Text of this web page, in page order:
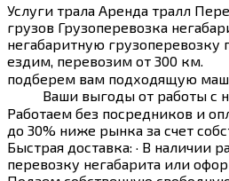
Услуги трала Аренда тралл
грузов Грузоперевозка
негабаритную грузоперевозку
ездим, перевозим от 300 км.
подберем вам подходящую
⠀⠀⠀ Ваши выгоды от работы с
Работаем без посредников и
до 30% ниже рынка за счет
Быстрая доставка: · В наличии
перевозку негабарита или